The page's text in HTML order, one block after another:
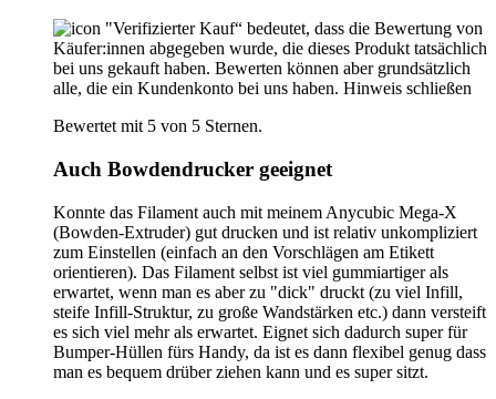
"Verifizierter Kauf“ bedeutet, dass die Bewertung von
Käufer:innen abgegeben wurde, die dieses Produkt tatsächlich
bei uns gekauft haben. Bewerten können aber grundsätzlich
alle, die ein Kundenkonto bei uns haben. Hinweis schließen
Bewertet mit 5 von 5 Sternen.
Auch Bowdendrucker geeignet
Konnte das Filament auch mit meinem Anycubic Mega-X
(Bowden-Extruder) gut drucken und ist relativ unkompliziert
zum Einstellen (einfach an den Vorschlägen am Etikett
orientieren). Das Filament selbst ist viel gummiartiger als
erwartet, wenn man es aber zu "dick" druckt (zu viel Infill,
steife Infill-Struktur, zu große Wandstärken etc.) dann versteift
es sich viel mehr als erwartet. Eignet sich dadurch super für
Bumper-Hüllen fürs Handy, da ist es dann flexibel genug dass
man es bequem drüber ziehen kann und es super sitzt.